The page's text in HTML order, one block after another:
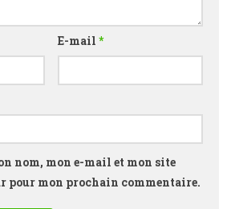
E-mail *
nom, mon e-mail et mon site
pour mon prochain commentaire.